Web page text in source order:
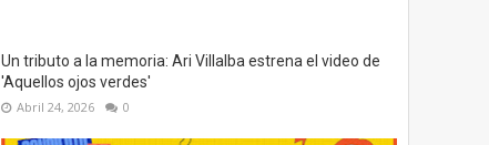
Un tributo a la memoria: Ari Villalba estrena el video de
'Aquellos ojos verdes'
Abril 24, 2026 0